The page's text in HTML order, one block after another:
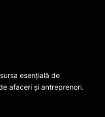
esențială de
afaceri și antreprenori.